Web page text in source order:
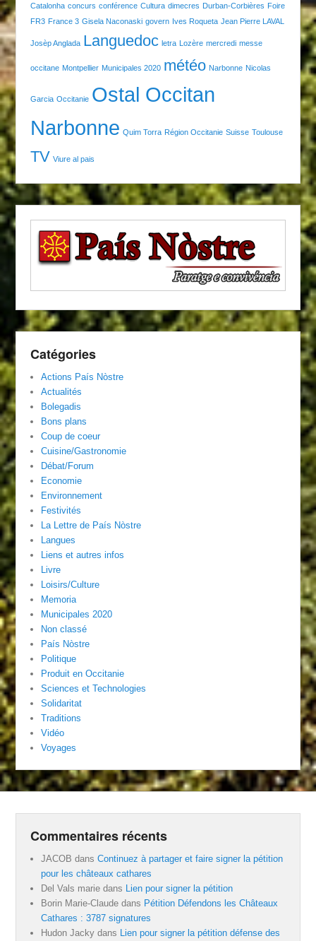
Catalonha concurs conférence Cultura dimecres Durban-Corbières Foire
FR3 France 3 Gisela Naconaski govern Ives Roqueta Jean Pierre LAVAL
Josèp Anglada Languedoc letra Lozère mercredi messe
occitane Montpellier Municipales 2020 météo Narbonne Nicolas
Garcia Occitanie Ostal Occitan
Narbonne Quim Torra Région Occitanie Suisse Toulouse
TV Viure al pais
Catégories
Actions País Nòstre
Actualités
Bolegadis
Bons plans
Coup de coeur
Cuisine/Gastronomie
Débat/Forum
Economie
Environnement
Festivités
La Lettre de País Nòstre
Langues
Liens et autres infos
Livre
Loisirs/Culture
Memoria
Municipales 2020
Non classé
País Nòstre
Politique
Produit en Occitanie
Sciences et Technologies
Solidaritat
Traditions
Vidéo
Voyages
Commentaires récents
JACOB dansContinuez à partager et faire signer la pétition
pour les châteaux cathares
Del Vals marie dans
Lien pour signer la pétition
Borin Marie-Claude dans Pétition Défendons les Châteaux
Cathares : 3787 signatures
Hudon Jacky dans
Lien pour signer la pétition défense des